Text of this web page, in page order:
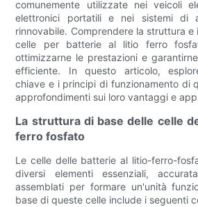
comunemente utilizzate nei veicoli
elettronici portatili e nei sistemi di
rinnovabile. Comprendere la struttura e
celle per batterie al litio ferro
ottimizzarne le prestazioni e
efficiente. In questo articolo,
chiave e i principi di funzionamento di
approfondimenti sui loro vantaggi e
La struttura di base delle celle
ferro fosfato
Le celle delle batterie al litio-ferro-
diversi elementi essenziali,
assemblati per formare un'unità
base di queste celle include i seguenti